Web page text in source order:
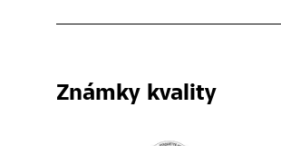
Známky kvality